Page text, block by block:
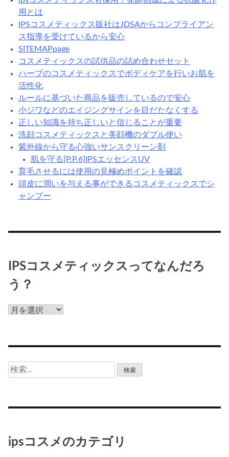
用とは
IPSコスメティックス販社はJDSAからコンプライアン
ス指導を受けているから安心
SITEMAPpage
コスメティックスの試供品の詰め合わせセット
ハーブのコスメティックスでボディケアを行いお肌を
活性化
ルールに基づいた商品を販売しているので安心
小ジワなどのエイジングサインを目だたなくする
正しい知識を持ち正しいと信じることが重要
洗顔コスメティックスと美顔機のダブル使い
紫外線から守る心強いサンスクリーン剤
肌を守る[P.P.6]IPSエッセンスUV
育毛させるには使用の見極めポイントを確認
頭皮に潤いを与える事ができるコスメティックスでシ
ャンプー
IPSコスメティックスってなんだろ
う？
IPS
メ
ィ
ス
な
検
索:
ipsコスメのカテゴリ